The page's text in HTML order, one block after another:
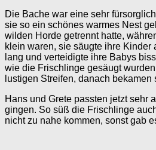
Die Bache war eine sehr
sie so ein schönes warmes Nest
wilden Horde getrennt hatte,
klein waren, sie säugte ihre Kinder
lang und verteidigte ihre Babys
wie die Frischlinge gesäugt
lustigen Streifen, danach
Hans und Grete passten jetzt sehr
gingen. So süß die Frischlinge
nicht zu nahe kommen, sonst gab